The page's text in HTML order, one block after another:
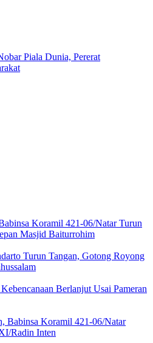
Piala Dunia, Pererat
Koramil 421-06/Natar Turun
Masjid Baiturrohim
Turun Tangan, Gotong Royong
Berlanjut Usai Pameran
Babinsa Koramil 421-06/Natar
Radin Inten